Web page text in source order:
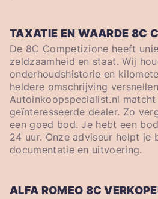
TAXATIE EN WAARDE 8C
De 8C Competizione heeft
zeldzaamheid en staat. Wij
onderhoudshistorie en
heldere omschrijving
Autoinkoopspecialist.nl
geïnteresseerde dealer. Zo
een goed bod. Je hebt een
24 uur. Onze adviseur helpt je
documentatie en uitvoering.
ALFA ROMEO 8C